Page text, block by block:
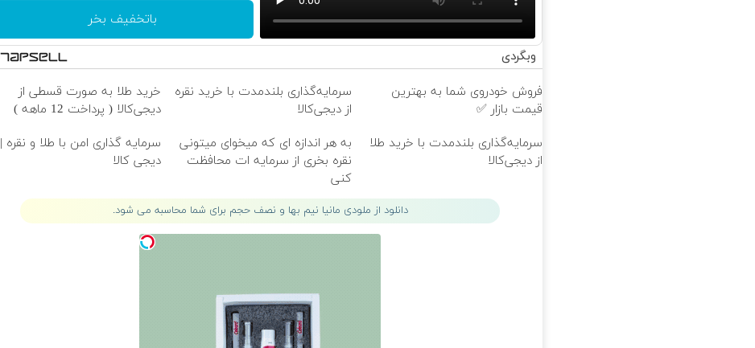
باتخفیف بخر
وبگردی
فروش خودروی شما به بهترین
قیمت بازار ✅
سرمایه‌گذاری بلندمدت با خرید نقره
از دیجی‌کالا
خرید طلا به صورت قسطی از
دیجی‌کالا ( پرداخت 12 ماهه )
سرمایه‌گذاری بلندمدت با خرید طلا
از دیجی‌کالا
به هر اندازه ای که میخوای میتونی
نقره بخری از سرمایه ات محافظت
کنی
سرمایه گذاری امن با طلا و نقره |
دیجی کالا
دانلود از ملودی مانیا نیم بها و نصف حجم برای شما محاسبه می شود.